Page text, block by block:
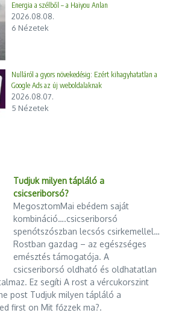
egy tény igaz. Az egy kézzel
nem enged utalni, mint, hogy a
Kivéve, ha éppen váltott, de a
következtetni, és a válaszában sem
fotózta és éppen váltott. Miért? Mert a
esetben (szelfi) fordított képet
is beállítás kérdése.
Nagyon gyanúsan áll az elnök úr
tükrözés nélküli beállítással. Működött.
ha Ők maguk is szarnak a
elnök úr szelfizget vezetés
Arold –2023. december 13., szerda
Energia a szélből – a Haiyou Anlan
2026.08.08.
6 Nézetek
Nulláról a gyors növekedésig: Ezért kihagyhatatlan a
Google Ads az új weboldalaknak
2026.08.07.
5 Nézetek
Tudjuk milyen tápláló a
csicseriborsó?
MegosztomMai ebédem saját
kombináció….csicseriborsó
spenótszószban lecsós csirkemellel…
Rostban gazdag – az egészséges
emésztés támogatója. A
csicseriborsó oldható és oldhatatlan
Ez segíti A rost a vércukorszint
post Tudjuk milyen tápláló a
first on Mit főzzek ma?.